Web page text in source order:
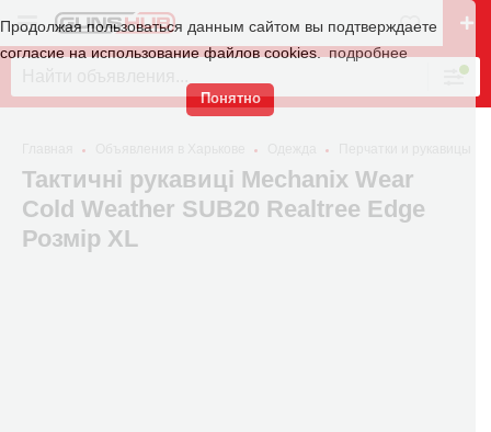
Продолжая пользоваться данным сайтом вы подтверждаете
согласие на использование файлов cookies.
подробнее
Понятно
Тактичні рукавиці Mechanix Wear
Cold Weather SUB20 Realtree Edge
Розмір XL